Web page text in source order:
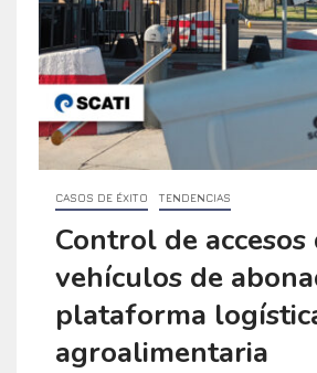
CASOS DE ÉXITO TENDENCIAS
Control de accesos
vehículos de
plataforma
agroalimentaria